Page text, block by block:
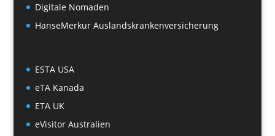
Digitale Nomaden
HanseMerkur Auslandskrankenversicherung
ESTA USA
eTA Kanada
ETA UK
eVisitor Australien